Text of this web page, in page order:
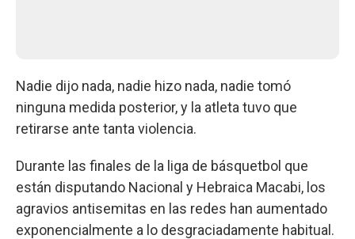
Nadie dijo nada, nadie hizo nada, nadie tomó
ninguna medida posterior, y la atleta tuvo que
retirarse ante tanta violencia.
Durante las finales de la liga de básquetbol que
están disputando Nacional y Hebraica Macabi, los
agravios antisemitas en las redes han aumentado
exponencialmente a lo desgraciadamente habitual.